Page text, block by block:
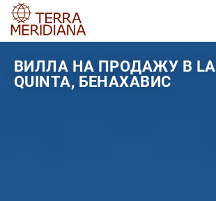
ВИЛЛА НА ПРОДАЖУ В LA
QUINTA, БЕНАХАВИС